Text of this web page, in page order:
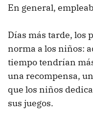
En general,
Días más tarde, los
norma a los niños:
tiempo tendrían
una recompensa,
que los niños
sus juegos.